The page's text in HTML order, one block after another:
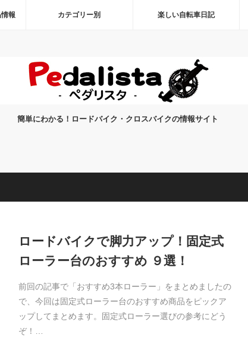
報 カテゴリー別 楽しい自転車日記
簡単にわかる！ロードバイク・クロスバイクの情報サイト
ロードバイクで脚力アップ！固定式
ローラー台のおすすめ ９選！
前回の記事で「おすすめ3本ローラー」をまとめましたの
で、今回は固定式ローラー台のおすすめ商品をピックア
ップしてまとめます。固定式ローラー選びの参考にどう
ぞ！…